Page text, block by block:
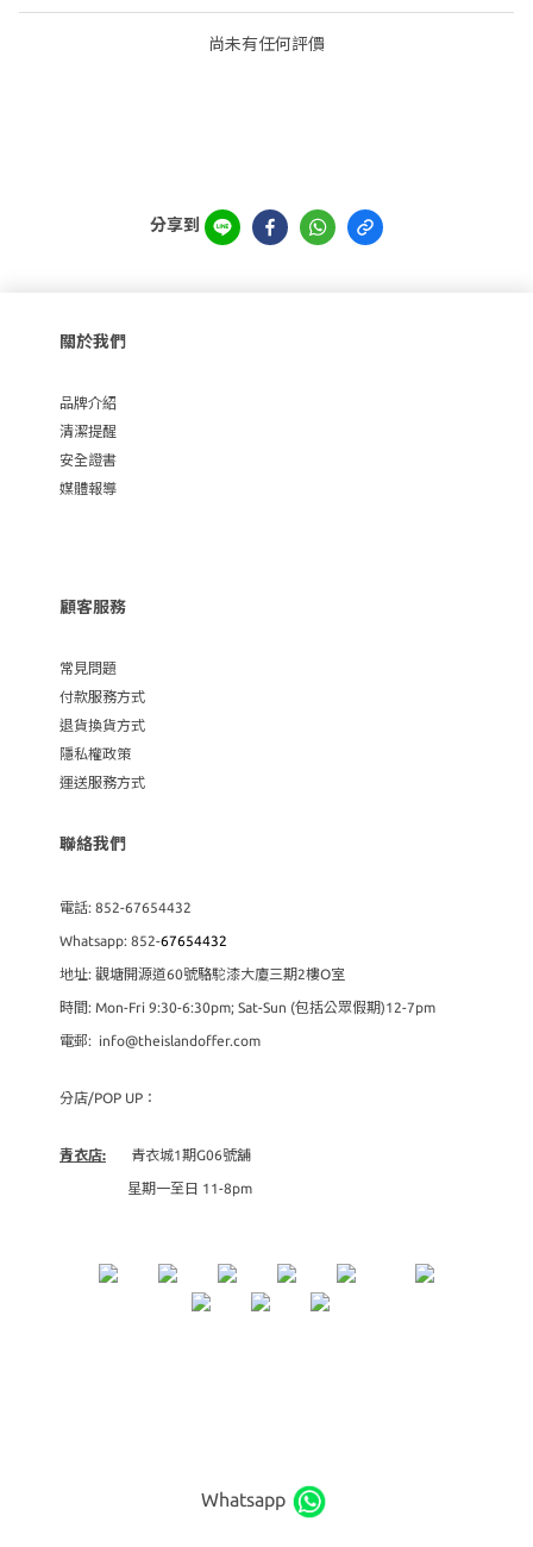
尚未有任何評價
分享到
關於我們
品牌介紹
清潔提醒
安全證書
媒體報導
顧客服務
常見問題
付款服務方式
退貨換貨方式
隱私權政策
運送服務方式
聯絡我們
電話: 852-67654432
Whatsapp: 852-67654432
地址: 觀塘開源道60號駱駝漆大廈三期2樓O室
時間: Mon-Fri 9:30-6:30pm; Sat-Sun (包括公眾假期)12-7pm
電郵: info@theislandoffer.com
分店/POP UP：
青衣店: 青衣城1期G06號舖
星期一至日 11-8pm
Whatsapp